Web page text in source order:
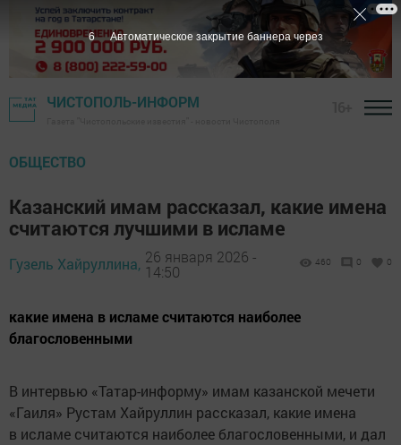
ЧИСТОПОЛЬ-ИНФОРМ
ОБЩЕСТВО
Казанский имам рассказал, какие имена
считаются лучшими в исламе
Гузель Хайруллина, 26 января 2026 -
14:50
460 0 0
какие имена в исламе считаются наиболее
благословенными
В интервью «Татар-информу» имам казанской мечети
«Гаиля» Рустам Хайруллин рассказал, какие имена
в исламе считаются наиболее благословенными, и дал
4 Автоматическое закрытие баннера через